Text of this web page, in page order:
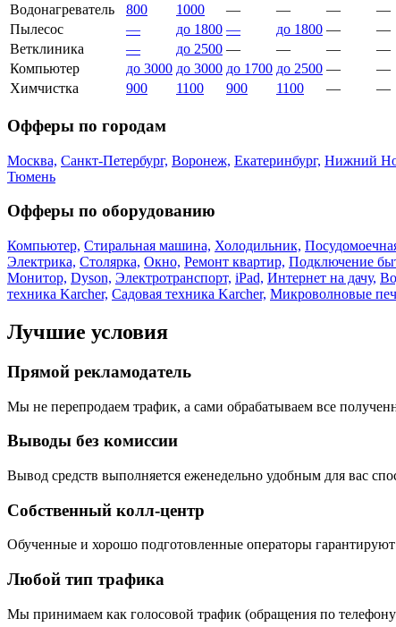
Водонагреватель
800 1000 — — — —
Пылесос
— до 1800 — до 1800 — —
Ветклиника
— до 2500 — — — —
Компьютер
до 3000 до 3000 до 1700 до 2500 — —
Химчистка
900 1100 900 1100 — —
Офферы по городам
Москва, Санкт-Петербург, Воронеж, Екатеринбург, Нижний
Тюмень
Офферы по оборудованию
Компьютер, Стиральная машина, Холодильник,
Электрика, Столярка, Окно, Ремонт квартир, Подключение
Монитор, Dyson, Электротранспорт, iPad, Интернет на дачу,
техника Karcher, Садовая техника Karcher, Микроволновые
Лучшие условия
Прямой рекламодатель
Мы не перепродаем трафик, а сами обрабатываем все
Выводы без комиссии
Вывод средств выполняется еженедельно удобным для вас
Собственный колл-центр
Обученные и хорошо подготовленные операторы
Любой тип трафика
Мы принимаем как голосовой трафик (обращения по